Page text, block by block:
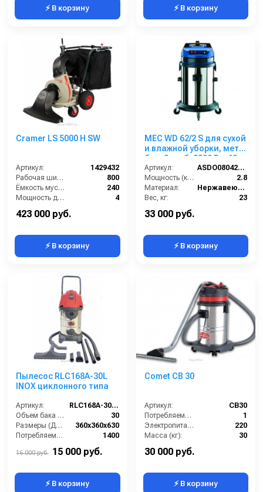
⚡ В корзину ⚡ В корзину
Cramer LS 5000 H SW
Артикул:
1429432
Рабочая ширина (мм):
800
Ёмкость мусоросборника (л):
240
Мощность двигателя (кВт):
4
423 000 руб.
⚡ В корзину
MEC WD 62/2 S для сухой
и влажной уборки, мет.
бак, 2 турб, 2800 Вт, 62
л.полн. компл.
Артикул:
ASDO08042/MEC 429 XP
Мощность (кВт):
2.8
Материал:
Нержавеющая сталь
Вес, кг:
23
Габаритные размеры, мм:
33 000 руб.
⚡ В корзину
Пылесос RLC168A-30L
INOX циклонного типа
Артикул:
RLC168A-30L INOX
Объем бака (л):
30
Размеры (ДхШхВ):
360x360x630
Потребляемая мощность (Вт):
1400
16 000 руб. 15 000 руб.
⚡ В корзину
Comet CB 30
Артикул:
CB30
Потребляемая мощность (кВт):
1
Электропитание (В):
220
Масса (кг):
30
Размеры ДхШхВ (мм):
30 000 руб.
⚡ В корзину